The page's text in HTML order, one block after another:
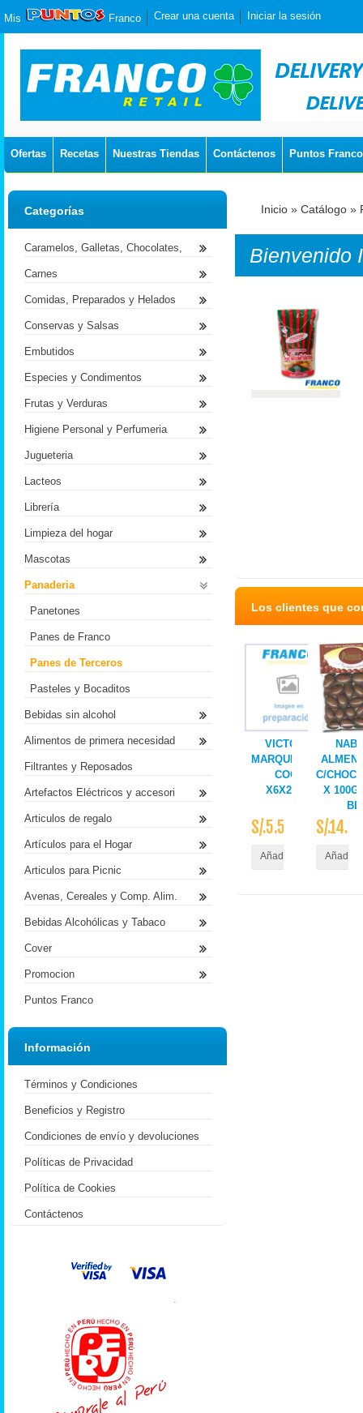
Mis Franco Crear una cuenta Iniciar la sesión
Ofertas Recetas Nuestras Tiendas Contáctenos Puntos Franco
Inicio » Catálogo »
Bienvenido
Los clientes que
VICTORIA
MARQUESITAS
COCO
X6X252G.
S/.5.50
Añadir al Carrito
C/
X 100G
BL
S/.14.90
Añadir
Categorías
Caramelos, Galletas, Chocolates,
Carnes
Comidas, Preparados y Helados
Conservas y Salsas
Embutidos
Especies y Condimentos
Frutas y Verduras
Higiene Personal y Perfumeria
Jugueteria
Lacteos
Librería
Limpieza del hogar
Mascotas
Panaderia
Panetones
Panes de Franco
Panes de Terceros
Pasteles y Bocaditos
Bebidas sin alcohol
Alimentos de primera necesidad
Filtrantes y Reposados
Artefactos Eléctricos y accesori
Articulos de regalo
Artículos para el Hogar
Articulos para Picnic
Avenas, Cereales y Comp. Alim.
Bebidas Alcohólicas y Tabaco
Cover
Promocion
Puntos Franco
Información
Términos y Condiciones
Beneficios y Registro
Condiciones de envío y devoluciones
Políticas de Privacidad
Política de Cookies
Contáctenos
.